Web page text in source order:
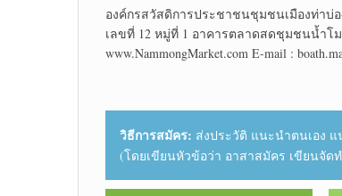
องค์กรสวัสดิการประชาชนชุมชนเมืองท่าบ่
เลขที่ 12 หมู่ที่ 1 อาคารตลาดสดชุมชนน้ำโ
www.NammongMarket.com E-mail :
วิธีการสมัคร: ส่งประวัติ แนะนำตนเอง แ
(โดยเขียนหัวข้อว่า อาสาสมัคร เขียนจัดท